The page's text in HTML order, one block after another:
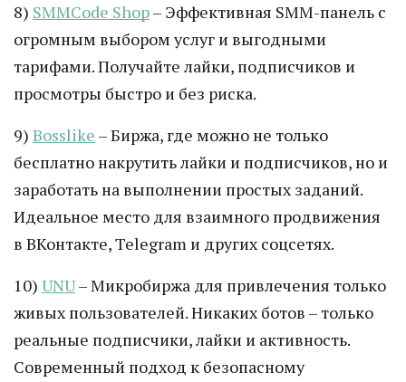
8) SMMCode Shop– Эффективная SMM-панель с
огромным выбором услуг и выгодными
тарифами. Получайте лайки, подписчиков и
просмотры быстро и без риска.
9) Bosslike – Биржа, где можно не только
бесплатно накрутить лайки и подписчиков, но и
заработать на выполнении простых заданий.
Идеальное место для взаимного продвижения
в ВКонтакте, Telegram и других соцсетях.
10) UNU– Микробиржа для привлечения только
живых пользователей. Никаких ботов – только
реальные подписчики, лайки и активность.
Современный подход к безопасному